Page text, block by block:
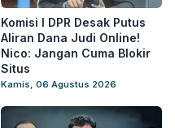
Komisi I DPR Desak Putus
Aliran Dana Judi Online!
Nico: Jangan Cuma Blokir
Situs
Kamis, 06 Agustus 2026